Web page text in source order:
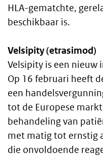
HLA-gematchte,
beschikbaar is.
Velsipity (etrasimod)
Velsipity is een
Op 16 februari heeft
een
tot de Europese
behandeling van
met matig tot ernstig
die onvoldoende